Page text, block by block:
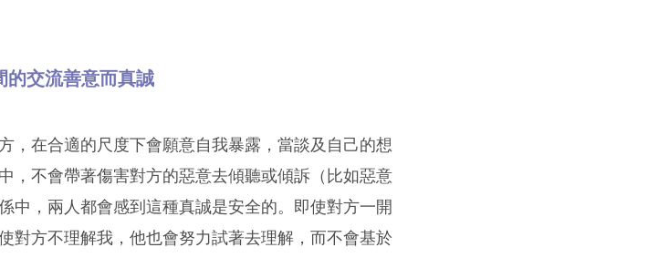
的交流善意而真誠
，在合適的尺度下會願意自我暴露，當談及自己的想
，不會帶著傷害對方的惡意去傾聽或傾訴（比如惡意
中，兩人都會感到這種真誠是安全的。即使對方一開
對方不理解我，他也會努力試著去理解，而不會基於